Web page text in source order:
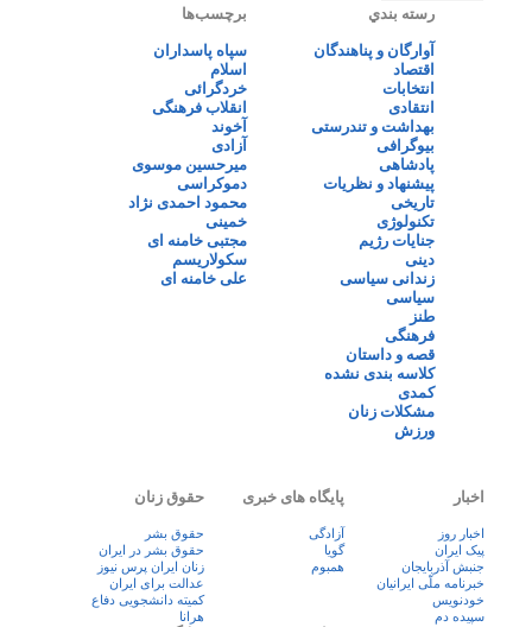
رسته بندي
آوارگان و پناهندگان
اقتصاد
انتخابات
انتقادی
بهداشت و تندرستی
بیوگرافی
پادشاهی
پیشنهاد و نظریات
تاریخی
تکنولوژی
جنایات رژیم
دینی
زندانی سیاسی
سیاسی
طنز
فرهنگی
قصه و داستان
کلاسه بندی نشده
کمدی
مشکلات زنان
ورزش
برچسب‌ها
سپاه پاسداران
اسلام
خردگرائی
انقلاب فرهنگی
آخوند
آزادی
میرحسین موسوی
دموکراسی
محمود احمدی نژاد
خمینی
مجتبی خامنه ای
سکولاریسم
علی خامنه ای
اخبار
اخبار روز
پيک ايران
جنبش آذربایجان
خبرنامه ملّی ایرانیان
خودنویس
سپیده دم
پایگاه های خبری
آزادگی
گویا
همبوم
حقوق زنان
حقوق بشر
حقوق بشر در ایران
زنان ايران پرس نيوز
عدالت برای ایران
کمیته دانشجویی دفاع
هرانا